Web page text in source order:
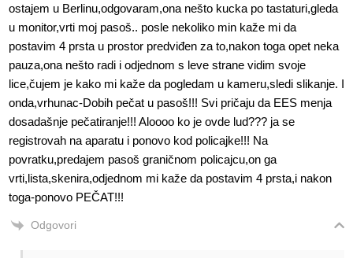
ostajem u Berlinu,odgovaram,ona nešto kucka po tastaturi,gleda
u monitor,vrti moj pasoš.. posle nekoliko min kaže mi da
postavim 4 prsta u prostor predviđen za to,nakon toga opet neka
pauza,ona nešto radi i odjednom s leve strane vidim svoje
lice,čujem je kako mi kaže da pogledam u kameru,sledi slikanje. I
onda,vrhunac-Dobih pečat u pasoš!!! Svi pričaju da EES menja
dosadašnje pečatiranje!!! Aloooo ko je ovde lud??? ja se
registrovah na aparatu i ponovo kod policajke!!! Na
povratku,predajem pasoš graničnom policajcu,on ga
vrti,lista,skenira,odjednom mi kaže da postavim 4 prsta,i nakon
toga-ponovo PEČAT!!!
Odgovori